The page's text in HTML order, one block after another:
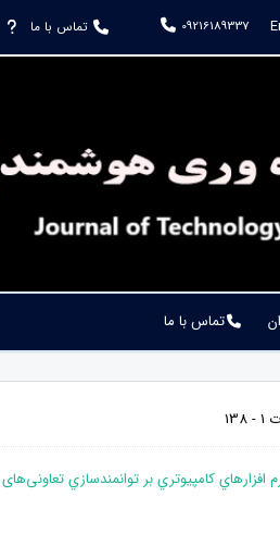
09216189337 تماس با ما
تماس با ما